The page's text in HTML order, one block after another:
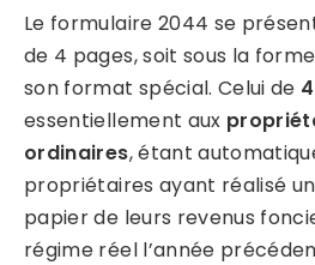
Le formulaire 2044 se
de 4 pages, soit sous la
son format spécial. Celui de
essentiellement aux
ordinaires, étant
propriétaires ayant réalisé
papier de leurs revenus
régime réel l’année